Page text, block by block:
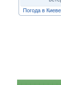
Погода в Киеве